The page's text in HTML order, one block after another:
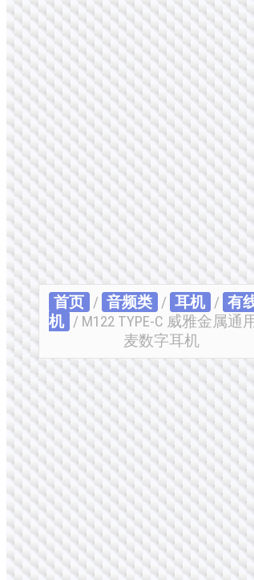
首页 / 音频类 / 耳机 / 有
机 / M122 TYPE-C 威雅金属通
麦数字耳机